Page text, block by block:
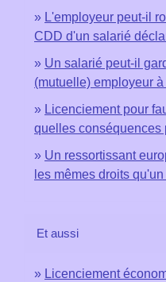
L'employeur peut-il
CDD d'un salarié
Un salarié peut-il
(mutuelle) employeur
Licenciement pour
quelles conséquences
Un ressortissant
les mêmes droits
Et aussi
Licenciement